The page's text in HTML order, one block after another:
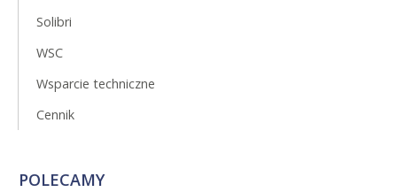
Solibri
WSC
Wsparcie techniczne
Cennik
POLECAMY